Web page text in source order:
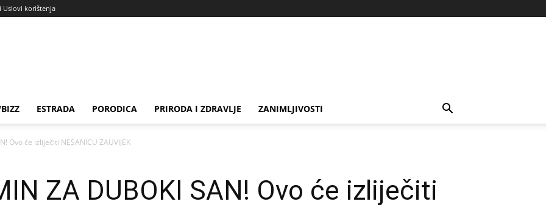
Uslovi korištenja
ESTRADA PORODICA PRIRODA I ZDRAVLJE ZANIMLJIVOSTI
Ovo će izliječiti NESANICU ZAUVIJEK
ZA DUBOKI SAN! Ovo će izliječiti